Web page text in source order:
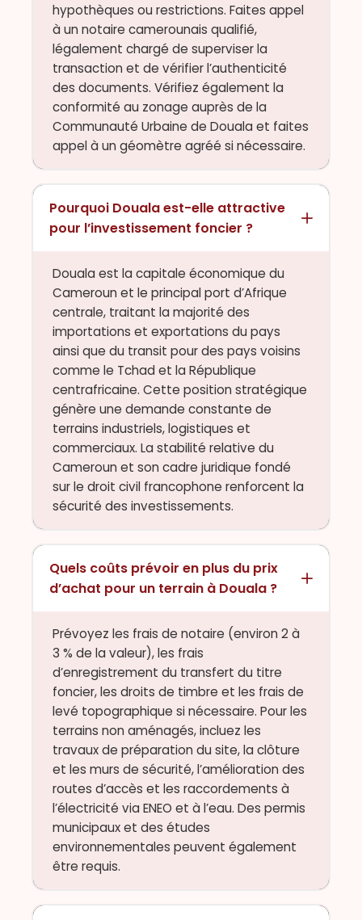
hypothèques ou restrictions. Faites appel
à un notaire camerounais qualifié,
légalement chargé de superviser la
transaction et de vérifier l’authenticité
des documents. Vérifiez également la
conformité au zonage auprès de la
Communauté Urbaine de Douala et faites
appel à un géomètre agréé si nécessaire.
Pourquoi Douala est-elle attractive
pour l’investissement foncier ?
Douala est la capitale économique du
Cameroun et le principal port d’Afrique
centrale, traitant la majorité des
importations et exportations du pays
ainsi que du transit pour des pays voisins
comme le Tchad et la République
centrafricaine. Cette position stratégique
génère une demande constante de
terrains industriels, logistiques et
commerciaux. La stabilité relative du
Cameroun et son cadre juridique fondé
sur le droit civil francophone renforcent la
sécurité des investissements.
Quels coûts prévoir en plus du prix
d’achat pour un terrain à Douala ?
Prévoyez les frais de notaire (environ 2 à
3 % de la valeur), les frais
d’enregistrement du transfert du titre
foncier, les droits de timbre et les frais de
levé topographique si nécessaire. Pour les
terrains non aménagés, incluez les
travaux de préparation du site, la clôture
et les murs de sécurité, l’amélioration des
routes d’accès et les raccordements à
l’électricité via ENEO et à l’eau. Des permis
municipaux et des études
environnementales peuvent également
être requis.